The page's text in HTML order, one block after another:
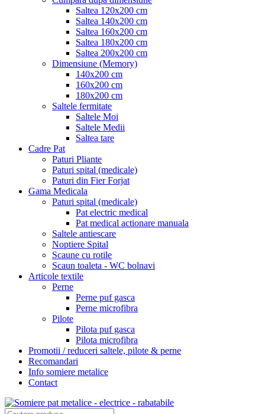
Saltea 120x200 cm
Saltea 140x200 cm
Saltea 160x200 cm
Saltea 180x200 cm
Saltea 200x200 cm
Dimensiune (Memory)
140x200 cm
160x200 cm
180x200 cm
Saltele fermitate
Saltele Moi
Saltele Medii
Saltea tare
Cadre Pat
Paturi Pliante
Paturi spital (medicale)
Paturi din Fier Forjat
Gama Medicala
Paturi spital (medicale)
Pat electric medical
Pat medical actionare manuala
Saltele antiescare
Noptiere Spital
Scaune cu rotile
Scaun toaleta - WC bolnavi
Articole textile
Perne
Perne puf gasca
Perne microfibra
Pilote
Pilota puf gasca
Pilota microfibra
Promotii / reduceri saltele, pilote & perne
Recomandari
Info somiere metalice
Contact